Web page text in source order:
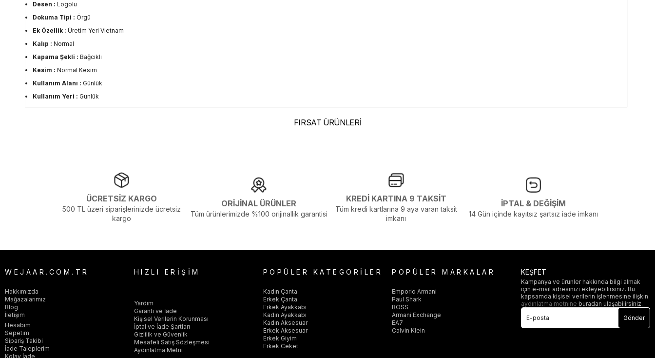
Desen : Logolu
Dokuma Tipi : Örgü
Ek Özellik : Üretim Yeri Vietnam
Kalıp : Normal
Kapama Şekli : Bağcıklı
Kesim : Normal Kesim
Kullanım Alanı : Günlük
Kullanım Yeri : Günlük
Kumaş Tipi :Deri
Düz Taban
Görsel Açıklaması :
Stüdyo Çekim Ortamında Bulunan Işık ve Gölgelenmelerden Dolayı Renk Farklılıkları Olabilir
FIRSAT ÜRÜNLERİ
ÜCRETSİZ KARGO
500 TL üzeri siparişlerinizde ücretsiz
kargo
ORİJİNAL ÜRÜNLER
Tüm ürünlerimizde %100 orijinallik garantisi
KREDİ KARTINA 9 TAKSİT
Tüm kredi kartlarına 9 aya varan taksit
imkanı
İPTAL & DEĞİŞİM
14 Gün içinde kayıtsız şartsız iade imkanı
WEJAAR.COM.TR
Hakkımızda
Mağazalarımız
Blog
İletişim
Hesabım
Sepetim
Sipariş Takibi
İade Taleplerim
Kolay İade
HIZLI ERİŞİM
Yardım
Garanti ve İade
Kişisel Verilerin Korunması
İptal ve İade Şartları
Gizlilik ve Güvenlik
Mesafeli Satış Sözleşmesi
Aydınlatma Metni
POPÜLER KATEGORİLER
Kadın Çanta
Erkek Çanta
Erkek Ayakkabı
Kadın Ayakkabı
Kadın Aksesuar
Erkek Aksesuar
Erkek Giyim
Erkek Ceket
POPÜLER MARKALAR
Emporio Armani
Paul Shark
BOSS
Armani Exchange
EA7
Calvin Klein
KEŞFET
Kampanya ve ürünler hakkında bilgi almak
için e-mail adresinizi ekleyebilirsiniz. Bu
kapsamda kişisel verilerin işlenmesine ilişkin
aydınlatma metnineburadan ulaşabilirsiniz.
Gönder